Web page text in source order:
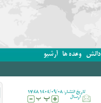
دانش وعده ها آرشیو
تاریخ انتشار: 1404/09/08 17:48
ارسال